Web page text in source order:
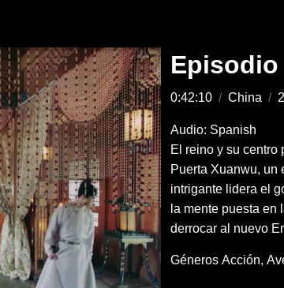
Episodio
0:42:10 / China /
Audio: Spanish
El reino y su centro
Puerta Xuanwu, un
intrigante lidera el
la mente puesta
derrocar al nuevo
Géneros Acción